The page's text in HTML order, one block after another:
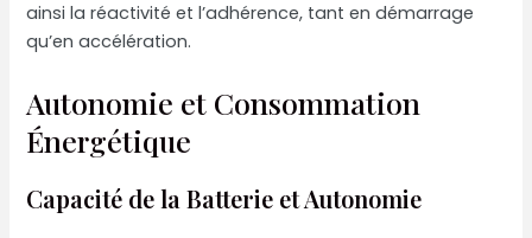
ainsi la réactivité et l’adhérence, tant en démarrage
qu’en accélération.
Autonomie et Consommation
Énergétique
Capacité de la Batterie et Autonomie